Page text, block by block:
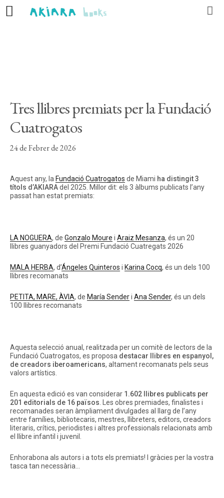
Autors
Actualitat
CA ES PT
Tres llibres premiats per la Fundació
Cuatrogatos
24 de Febrer de 2026
Aquest any, la Fundació Cuatrogatos de Miami ha distingit 3
títols d’AKIARAdel 2025. Millor dit: els 3 àlbums publicats l’any
passat han estat premiats:
LA NOGUERA, de Gonzalo Moure i Araiz Mesanza, és un 20
llibres guanyadors del Premi Fundació Cuatregats 2026
MALA HERBA, d’Ángeles Quinteros i Karina Cocq, és un dels 100
llibres recomanats
PETITA, MARE, ÀVIA, de María Senderi Ana Sender, és un dels
100 llibres recomanats
Aquesta selecció anual, realitzada per un comitè de lectors de la
Fundació Cuatrogatos, es proposa destacar llibres en espanyol,
de creadors iberoamericans, altament recomanats pels seus
valors artístics.
En aquesta edició es van considerar 1.602 llibres publicats per
201 editorials de 16 països . Les obres premiades, finalistes i
recomanades seran àmpliament divulgades al llarg de l’any
entre famílies, bibliotecaris, mestres, llibreters, editors, creadors
literaris, crítics, periodistes i altres professionals relacionats amb
el llibre infantil i juvenil.
Enhorabona als autors i a tots els premiats! I gràcies per la vostra
tasca tan necessària…